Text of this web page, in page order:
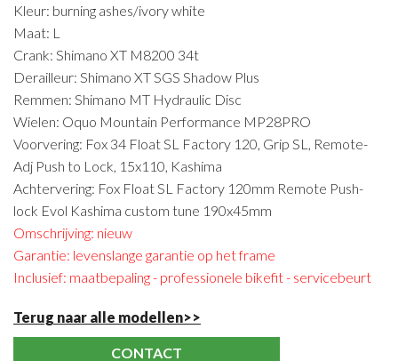
Kleur: burning ashes/ivory white
Maat: L
Crank: Shimano XT M8200 34t
Derailleur: Shimano XT SGS Shadow Plus
Remmen: Shimano MT Hydraulic Disc
Wielen: Oquo Mountain Performance MP28PRO
Voorvering: Fox 34 Float SL Factory 120, Grip SL, Remote-
Adj Push to Lock, 15x110, Kashima
Achtervering: Fox Float SL Factory 120mm Remote Push-
lock Evol Kashima custom tune 190x45mm
Omschrijving: nieuw
Garantie: levenslange garantie op het frame
Inclusief: maatbepaling - professionele bikefit - servicebeurt
Terug naar alle modellen>>
CONTACT